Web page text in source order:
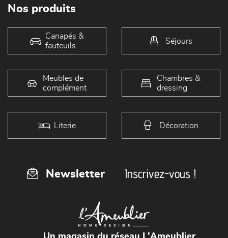
Nos produits
Canapés &
fauteuils
Séjours
Meubles de
complément
Chambres &
dressing
Literie Décoration
Newsletter Inscrivez-vous !